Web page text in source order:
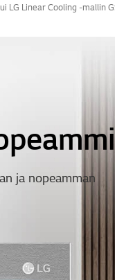
Linear Cooling -mallin
ja nopeamman